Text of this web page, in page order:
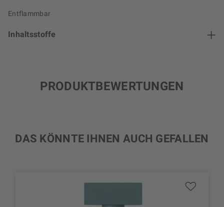
Entflammbar
Inhaltsstoffe
PRODUKTBEWERTUNGEN
DAS KÖNNTE IHNEN AUCH GEFALLEN